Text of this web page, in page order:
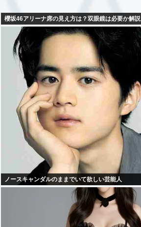
櫻坂46アリーナ席の見え方は？双眼鏡は必要か解説
ノースキャンダルのままでいて欲しい芸能人